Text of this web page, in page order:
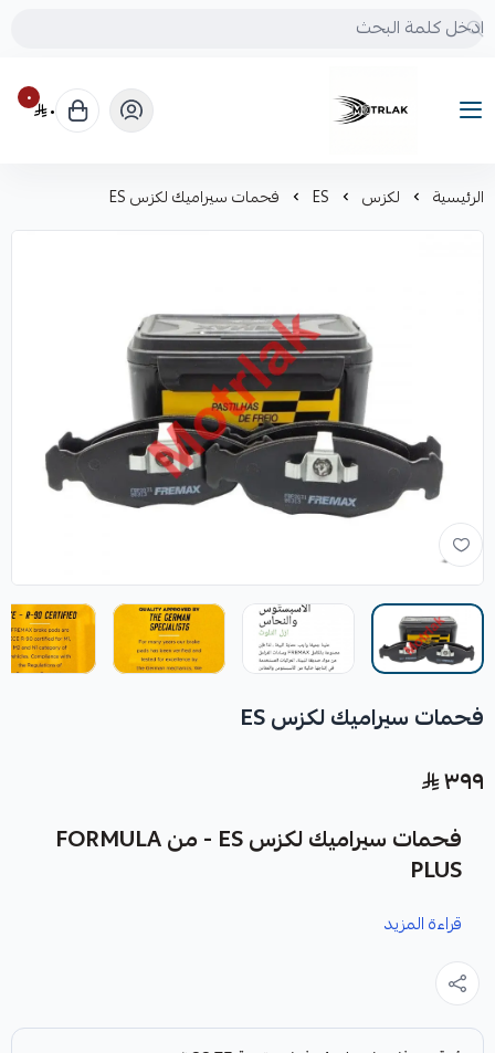
Motrlak
٠ ٠
الرئيسية لكزس ES فحمات سيراميك لكزس ES
فحمات سيراميك لكزس ES
٣٩٩
فحمات سيراميك لكزس ES - من FORMULA
PLUS
لتعزيز أداء نظام الفرامل في سيارتك.
قراءة المزيد